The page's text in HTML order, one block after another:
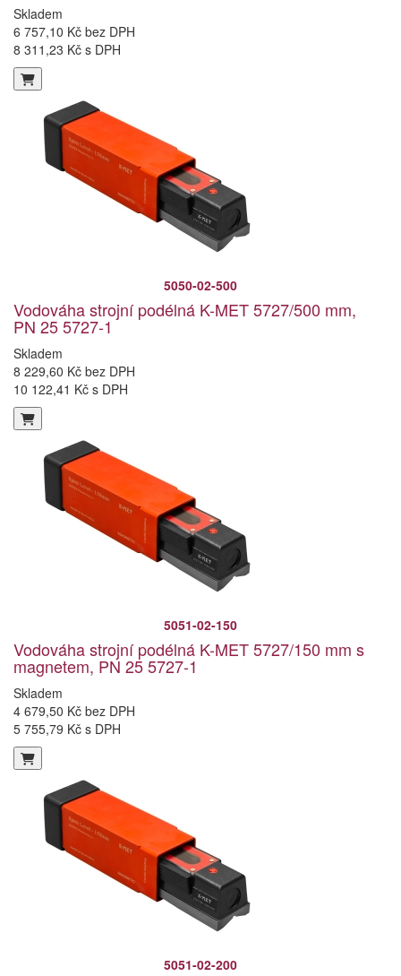
Skladem
6 757,10 Kč bez DPH
8 311,23 Kč s DPH
5050-02-500
Vodováha strojní podélná K-MET 5727/500 mm,
PN 25 5727-1
Skladem
8 229,60 Kč bez DPH
10 122,41 Kč s DPH
5051-02-150
Vodováha strojní podélná K-MET 5727/150 mm s
magnetem, PN 25 5727-1
Skladem
4 679,50 Kč bez DPH
5 755,79 Kč s DPH
5051-02-200